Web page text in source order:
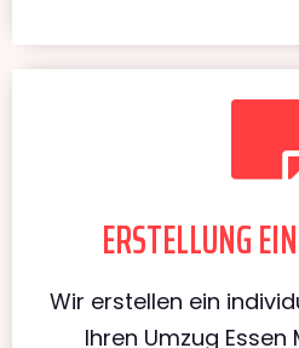
ERSTELLUNG
Wir erstellen ein
Ihren Umzug